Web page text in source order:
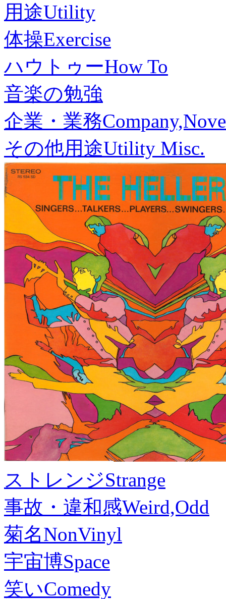
用途Utility
体操Exercise
ハウトゥーHow To
音楽の勉強
企業・業務
その他用途Utility Misc.
ストレンジStrange
事故・違和感Weird,Odd
菊名NonVinyl
宇宙博Space
笑いComedy